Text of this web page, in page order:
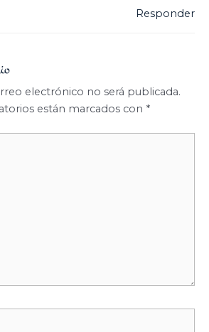
Responder
electrónico no será publicada.
están marcados con *